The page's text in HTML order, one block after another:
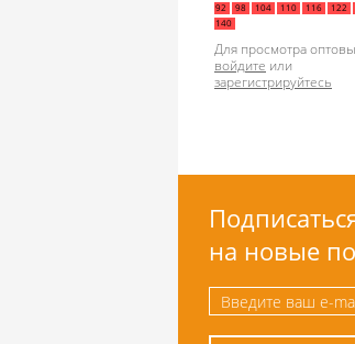
92 98 104 110 116 122
140
Для просмотра
войдите или
зарегистрируйтесь
на новые